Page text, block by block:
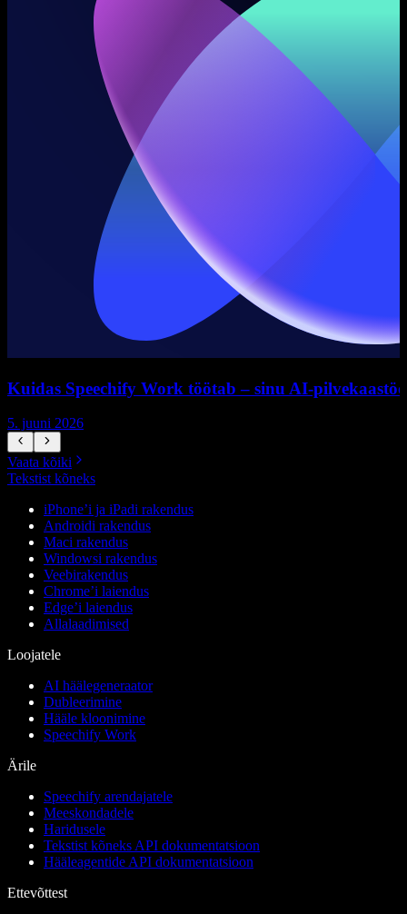
Kuidas Speechify Work töötab – sinu AI-
5. juuni 2026
Vaata kõiki
Tekstist kõneks
iPhone’i ja iPadi rakendus
Androidi rakendus
Maci rakendus
Windowsi rakendus
Veebirakendus
Chrome’i laiendus
Edge’i laiendus
Allalaadimised
Loojatele
AI häälegeneraator
Dubleerimine
Hääle kloonimine
Speechify Work
Ärile
Speechify arendajatele
Meeskondadele
Haridusele
Tekstist kõneks API dokumentatsioon
Hääleagentide API dokumentatsioon
Ettevõttest